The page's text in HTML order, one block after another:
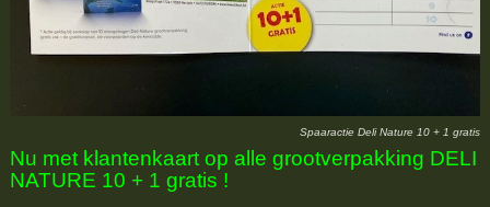
Spaaractie Deli Nature 10 + 1 gratis
Nu met klantenkaart op alle grootverpakking DELI
NATURE 10 + 1 gratis !